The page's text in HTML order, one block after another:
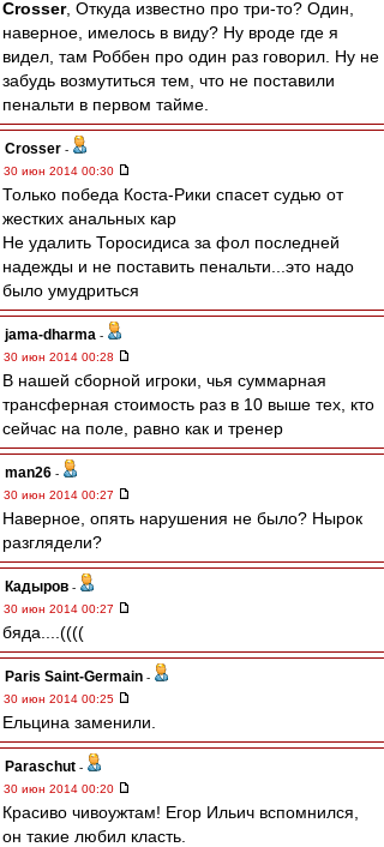
Crosser, Откуда известно про три-то? Один,
наверное, имелось в виду? Ну вроде где я
видел, там Роббен про один раз говорил. Ну не
забудь возмутиться тем, что не поставили
пенальти в первом тайме.
Crosser -
30 июн 2014 00:30
Только победа Коста-Рики спасет судью от
жестких анальных кар
Не удалить Торосидиса за фол последней
надежды и не поставить пенальти...это надо
было умудриться
jama-dharma -
30 июн 2014 00:28
В нашей сборной игроки, чья суммарная
трансферная стоимость раз в 10 выше тех, кто
сейчас на поле, равно как и тренер
man26 -
30 июн 2014 00:27
Наверное, опять нарушения не было? Нырок
разглядели?
Кадыров -
30 июн 2014 00:27
бяда....((((
Paris Saint-Germain -
30 июн 2014 00:25
Ельцина заменили.
Paraschut -
30 июн 2014 00:20
Красиво чивоужтам! Егор Ильич вспомнился,
он такие любил класть.